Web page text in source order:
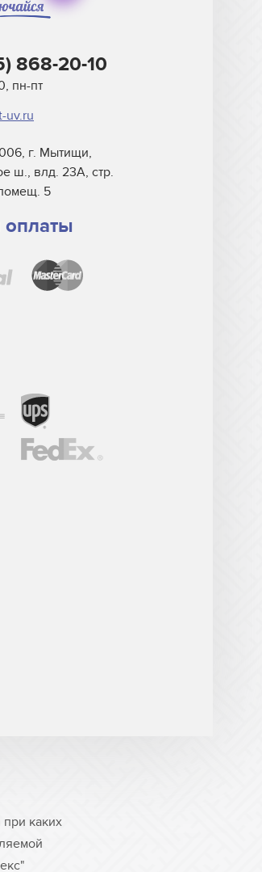
868-20-10
пн-пт
uv.ru
г. Мытищи,
ш., влд. 23А, стр.
5
каких